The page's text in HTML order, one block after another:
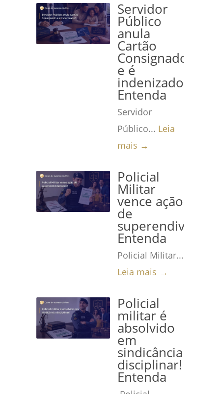
Servidor
Público
anula
Cartão
Consignado
e é
indenizado!
Entenda
Servidor
Público... Leia
mais →
Policial
Militar
vence ação
de
Entenda
Policial Militar...
Leia mais →
Policial
militar é
absolvido
em
sindicância
disciplinar!
Entenda